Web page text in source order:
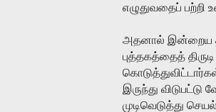
எழுதுவதைப் பற்றி
அதனால் இன்றைய
புத்தகத்தைத் திருடி
இருந்து விடுபட்டு
முடிவெடுத்து